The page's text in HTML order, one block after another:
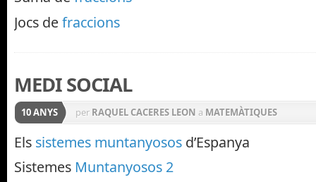
Jocs defraccions
MEDI SOCIAL
10 ANYS per RAQUEL CACERES LEON a MATEMÀTIQUES
Els sistemes muntanyosos d’Espanya
Sistemes Muntanyosos 2